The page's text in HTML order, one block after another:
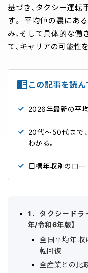
基づき、タクシー運転
す。 平均値の裏にあ
み、そして具体的な働
て、キャリアの可能性
この記事を読ん
2026年最新の平
20代〜50代まで
わかる。
目標年収別のロ
1．タクシードラ
年/令和6年版】
全国平均年収
幅回復
全産業との比